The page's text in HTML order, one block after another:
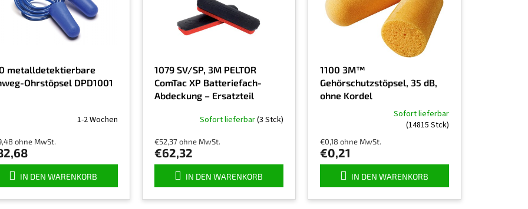
metalldetektierbare
Ohrstöpsel DPD1001
1-2 Wochen
ohne MwSt.
IN DEN WARENKORB
1079 SV/SP, 3M PELTOR
ComTac XP Batteriefach-
Abdeckung – Ersatzteil
Sofort lieferbar(3 Stck)
€52,37 ohne MwSt.
€62,32
IN DEN WARENKORB
1100 3M™
Gehörschutzstöpsel, 35 dB,
ohne Kordel
Produktbewertung
ist
4,5
5
Sternen.
Sofort lieferbar
(14815 Stck)
€0,18 ohne MwSt.
€0,21
IN DEN WARENKORB